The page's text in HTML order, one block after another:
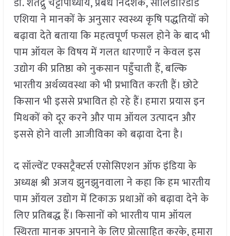
एशिया ने मानकों के अनुसार स्वस्थ्य कृषि पद्धतियों को
बढ़ावा देते बताया कि महत्वपूर्ण फसल होने के बाद भी
पाम ऑयल के विषय में गलत धारणाएँ न केवल इस
उद्योग की प्रतिष्ठा को नुकसान पहुँचाती हैं, बल्कि
भारतीय अर्थव्यवस्था को भी प्रभावित करती हैं। छोटे
किसान भी इससे प्रभावित हो रहे हैं। हमारा प्रयास इन
मिथकों को दूर करने और पाम ऑयल उत्पादन और
इससे होने वाली आजीविका को बढ़ावा देना है।
द सॉल्वेंट एक्सट्रैक्टर्स एसोसिएशन ऑफ इंडिया के
अध्यक्ष श्री अजय झुनझुनवाला ने कहा कि हम भारतीय
पाम ऑयल उद्योग में टिकाऊ प्रथाओं को बढ़ावा देने के
लिए प्रतिबद्ध हैं। किसानों को भारतीय पाम ऑयल
स्थिरता मानक अपनाने के लिए प्रोत्साहित करके, हमारा